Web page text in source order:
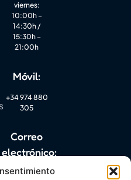
viernes:
10:00h –
14:30h /
15:30h –
21:00h
Móvil:
+34 974 880
305
Correo
electrónico:
info@mylanguagequest.com